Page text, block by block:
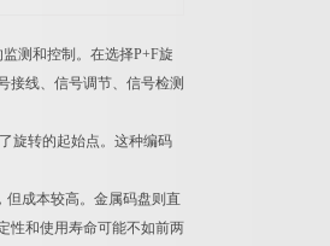
测和控制。在选择P+F旋
接线、信号调节、信号检测
旋转的起始点。这种编码
但成本较高。金属码盘则直
性和使用寿命可能不如前两